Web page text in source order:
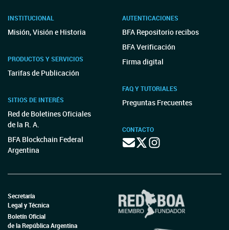
INSTITUCIONAL
Misión, Visión e Historia
PRODUCTOS Y SERVICIOS
Tarifas de Publicación
SITIOS DE INTERÉS
Red de Boletines Oficiales
de la R. A.
BFA Blockchain Federal
Argentina
AUTENTICACIONES
BFA Repositorio recibos
BFA Verificación
Firma digital
FAQ Y TUTORIALES
Preguntas Frecuentes
CONTACTO
Secretaría
Legal y Técnica
Boletín Oficial
de la República Argentina